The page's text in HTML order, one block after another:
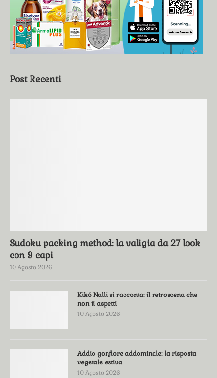
Post Recenti
Sudoku packing method: la valigia da 27 look
con 9 capi
10 Agosto 2026
Kikó Nalli si racconta: il retroscena che
non ti aspetti
10 Agosto 2026
Addio gonfiore addominale: la risposta
vegetale estiva
10 Agosto 2026